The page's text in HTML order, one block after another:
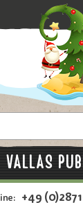
VALLAS
+49